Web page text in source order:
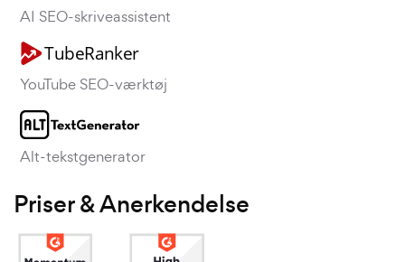
AI SEO-skriveassistent
YouTube SEO-værktøj
Alt-tekstgenerator
Priser & Anerkendelse